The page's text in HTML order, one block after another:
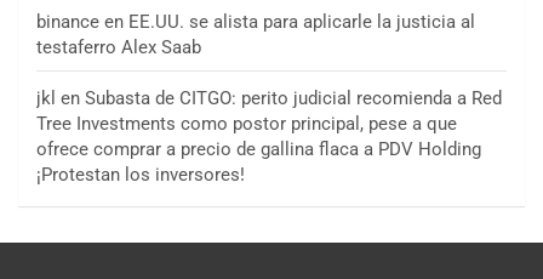
binance en EE.UU. se alista para aplicarle la justicia al
testaferro Alex Saab
jkl en Subasta de CITGO: perito judicial recomienda a Red
Tree Investments como postor principal, pese a que
ofrece comprar a precio de gallina flaca a PDV Holding
¡Protestan los inversores!